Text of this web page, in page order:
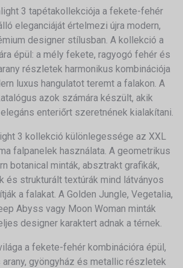
3 tapétakollekciója a fekete-fehér
eleganciáját értelmezi újra modern,
designer stílusban. A kollekció a
épül: a mély fekete, ragyogó fehér és
részletek harmonikus kombinációja
luxus hangulatot teremt a falakon. A
azok számára készült, akik
enteriőrt szeretnének kialakítani.
3 kollekció különlegessége az XXL
falpanelek használata. A geometrikus
botanical minták, absztrakt grafikák,
és strukturált textúrák mind látványos
a falakat. A Golden Jungle, Vegetalia,
Abyss vagy Moon Woman minták
designer karaktert adnak a térnek.
a fekete-fehér kombinációra épül,
gyöngyház és metallic részletek